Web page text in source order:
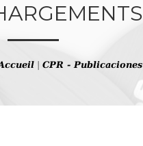
| CPR - Publicaciones